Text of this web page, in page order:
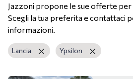
Jazzoni propone le sue offerte per
Scegli la tua preferita e contattaci
informazioni.
Lancia Ypsilon